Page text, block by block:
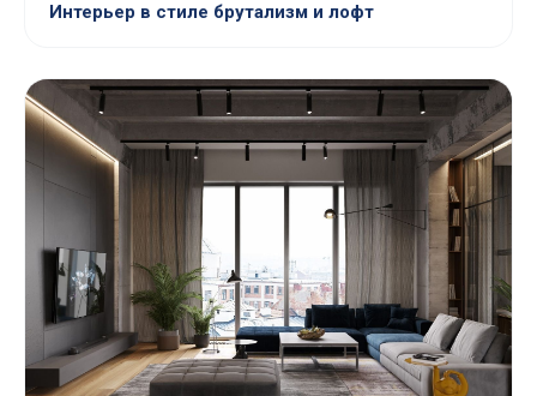
Интерьер в стиле брутализм и лофт